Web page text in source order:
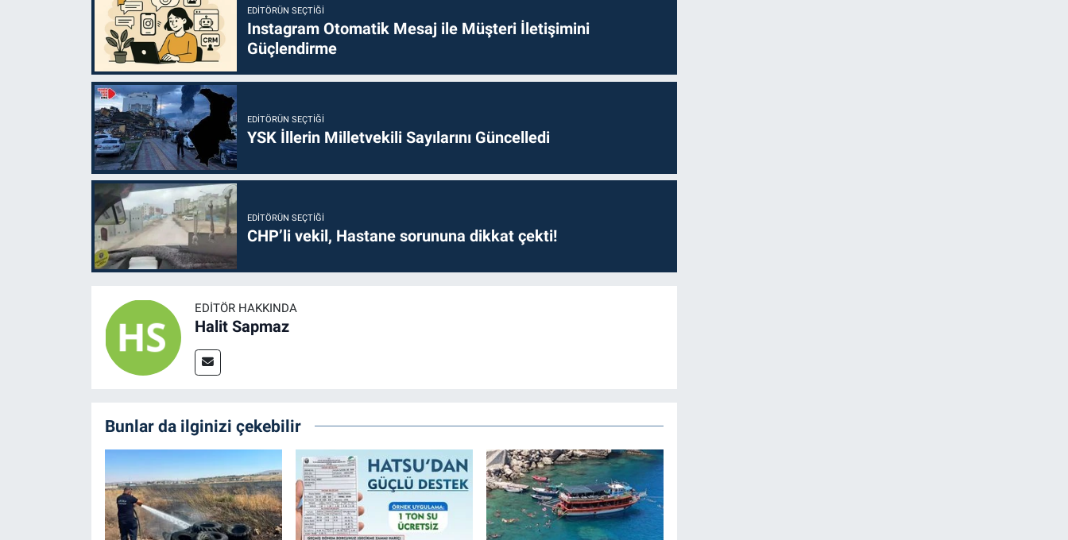
EDITÖRÜN SEÇTIĞI
Instagram Otomatik Mesaj ile Müşteri İletişimini
Güçlendirme
EDITÖRÜN SEÇTIĞI
YSK İllerin Milletvekili Sayılarını Güncelledi
EDITÖRÜN SEÇTIĞI
CHP’li vekil, Hastane sorununa dikkat çekti!
EDITÖR HAKKINDA
Halit Sapmaz
Bunlar da ilginizi çekebilir